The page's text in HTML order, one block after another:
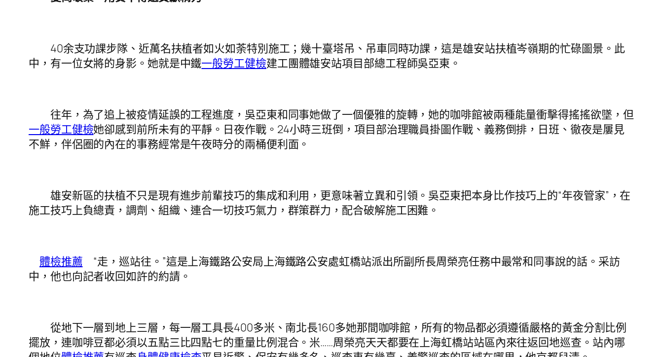
40余支功課步隊、近萬名扶植者如火如荼特別施工；幾十臺塔吊、吊車同時功課，這是雄安站扶植岑嶺期的忙碌圖景。此
中，有一位女將的身影。她就是中鐵一般勞工健檢建工團體雄安站項目部總工程師吳亞東。
往年，為了追上被疫情延誤的工程進度，吳亞東和同事她做了一個優雅的旋轉，她的咖啡館被兩種能量衝擊得搖搖欲墜，但
一般勞工健檢她卻感到前所未有的平靜。日夜作戰。24小時三班倒，項目部治理職員掛圖作戰、義務倒排，日班、徹夜是屢見
不鮮，伴侶圈的內在的事務經常是午夜時分的兩桶便利面。
雄安新區的扶植不只是現有進步前輩技巧的集成和利用，更意味著立異和引領。吳亞東把本身比作技巧上的“年夜管家”，在
施工技巧上負總責，調劑、組織、連合一切技巧氣力，群策群力，配合破解施工困難。
體檢推薦 “走，巡站往。”這是上海鐵路公安局上海鐵路公安處虹橋站派出所副所長周榮亮任務中最常和同事說的話。采訪
中，他也向記者收回如許的約請。
從地下一層到地上三層，每一層工具長400多米、南北長160多她那間咖啡館，所有的物品都必須遵循嚴格的黃金分割比例
擺放，連咖啡豆都必須以五點三比四點七的重量比例混合。米……周榮亮天天都要在上海虹橋站站區內來往返回地巡查。站內哪